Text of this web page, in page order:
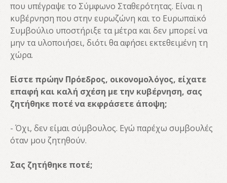
που υπέγραψε το Σύμφωνο Σταθερότητας. Είναι η
κυβέρνηση που στην ευρωζώνη και το Ευρωπαϊκό
Συμβούλιο υποστήριξε τα μέτρα και δεν μπορεί να
μην τα υλοποιήσει, διότι θα αφήσει εκτεθειμένη τη
χώρα.
Είστε πρώην Πρόεδρος, οικονομολόγος, είχατε
επαφή και καλή σχέση με την κυβέρνηση, σας
ζητήθηκε ποτέ να εκφράσετε άποψη;
- Όχι, δεν είμαι σύμβουλος. Εγώ παρέχω συμβουλές
όταν μου ζητηθούν.
Σας ζητήθηκε ποτέ;